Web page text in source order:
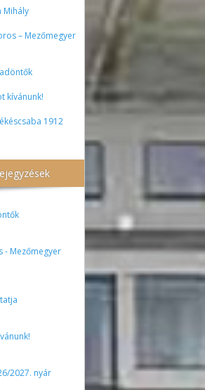
Mihály
– Mezőmegyer
kívánunk!
1912
- Mezőmegyer
2027. nyár